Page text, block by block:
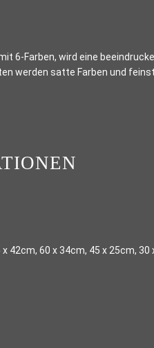
6-Farben, wird eine
werden satte Farben und
42cm, 60 x 34cm, 45 x 25cm, 30